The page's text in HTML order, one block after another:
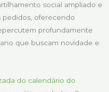
social ampliado e
pedidos, oferecendo
profundamente
que buscam novidade e